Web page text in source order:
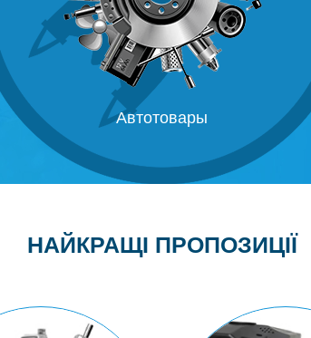
Побутова техніка
НАЙКРАЩІ ПРОПОЗИЦІЇ